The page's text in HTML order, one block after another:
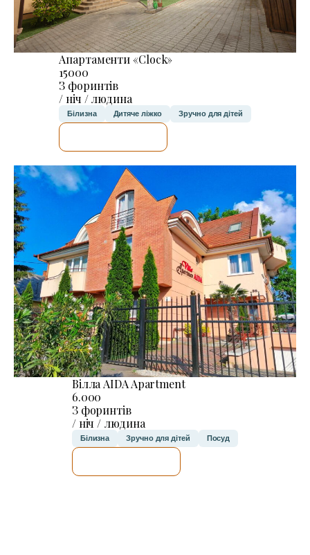
Апартаменти «Clock»
15000
З форинтів
/ ніч / людина
Білизна Дитяче ліжко Зручно для дітей
Вілла AIDA Apartment
6.000
З форинтів
/ ніч / людина
Білизна Зручно для дітей Посуд